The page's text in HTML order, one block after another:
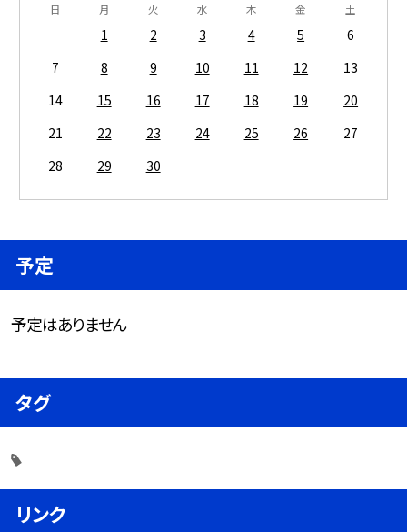
日 月 火 水 木 金 土
1 2 3 4 5
6
7
8 9 10 11 12
13
14
15 16 17 18 19
20
21
22 23 24 25 26
27
28
29 30
予定
予定はありません
タグ
リンク